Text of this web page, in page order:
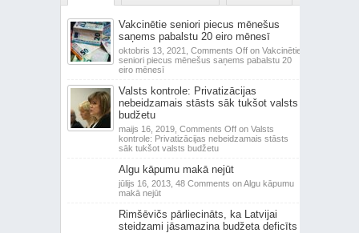
Vakcinētie seniori piecus mēnešus
saņems pabalstu 20 eiro mēnesī
oktobris 13, 2021, Comments Offon Vakcinētie
seniori piecus mēnešus saņems pabalstu 20
eiro mēnesī
Valsts kontrole: Privatizācijas
nebeidzamais stāsts sāk tukšot valsts
budžetu
maijs 16, 2019, Comments Offon Valsts
kontrole: Privatizācijas nebeidzamais stāsts
sāk tukšot valsts budžetu
Algu kāpumu makā nejūt
jūlijs 16, 2013, 48 Comments on Algu kāpumu
makā nejūt
Rimšēvičs pārliecināts, ka Latvijai
steidzami jāsamazina budžeta deficīts